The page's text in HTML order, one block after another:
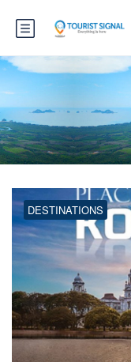
DESTINATIONS